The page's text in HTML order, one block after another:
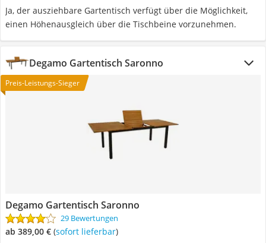
Ja, der ausziehbare Gartentisch verfügt über die Möglichkeit,
einen Höhenausgleich über die Tischbeine vorzunehmen.
Degamo Gartentisch Saronno
Preis-Leistungs-Sieger
Degamo Gartentisch Saronno
29 Bewertungen
ab 389,00 € ( Sofort lieferbar)